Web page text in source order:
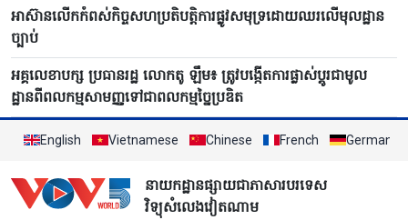
អាស៊ានលើកកំពស់កិច្ចសហប្រតិបត្តិការផ្លូវសមុទ្រដោយឈរលើមុលដ្ឋាន
ច្បាប់
អគ្គលេខាបក្ស ប្រធានរដ្ឋ លោកតូ ឡឹម៖ ត្រូវបង្កើតការផ្លាស់ប្តូរជាមូល
ដ្ឋានពីពលកម្មសាមញ្ញទៅជាពលកម្មច្នៃប្រឌិត
English Vietnamese Chinese French German
នាយកដ្ឋានផ្សាយជាភាសារបរទេស
វិទ្យុសំលេងវៀតណាម